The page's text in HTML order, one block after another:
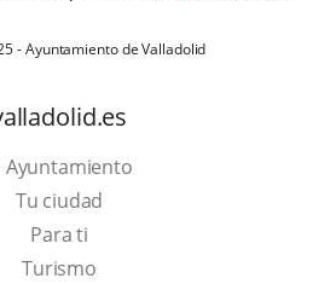
- Ayuntamiento de Valladolid
Ayuntamiento
Tu ciudad
Para ti
TurismoEste